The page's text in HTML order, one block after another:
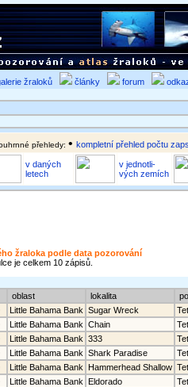
žraloků články forum
přehledy: • kompletní přehled počtu
v daných
letech
v jednotli-
vých zemích
žraloka podle data pozorování
je celkem 10 zápisů.
oblast lokalita
Little Bahama Bank Sugar Wreck
Little Bahama Bank Chain
Little Bahama Bank 333
Little Bahama Bank Shark Paradise
Little Bahama Bank Hammerhead Shallow
Little Bahama Bank Eldorado